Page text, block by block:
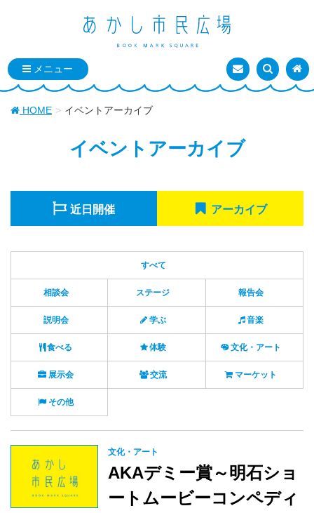
お問い合わせ
検索を表
ト
HOME イベントアーカイブ
イベントアーカイブ
近日開催 アーカイブ
すべて
相談会 ステージ 報告会
説明会 学ぶ 音楽
食べる 体験 文化・アート
展示会 交流 マーケット
その他
文化・アート
AKAデミー賞～明石ショ
ートムービーコンペディ